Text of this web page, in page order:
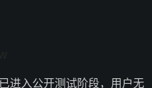
进入公开测试阶段，用户无